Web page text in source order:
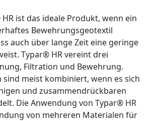
ist das ideale Produkt, wenn ein
Bewehrungsgeotextil
auch über lange Zeit eine geringe
Typar® HR vereint drei
Filtration und Bewehrung.
sind meist kombiniert, wenn es sich
und zusammendrückbaren
Die Anwendung von Typar® HR
von mehreren Materialen für